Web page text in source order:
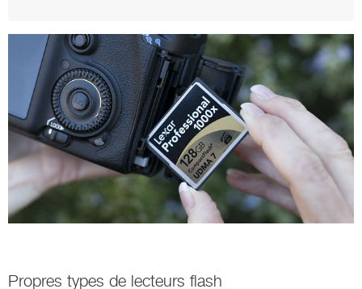
Propres types de lecteurs flash